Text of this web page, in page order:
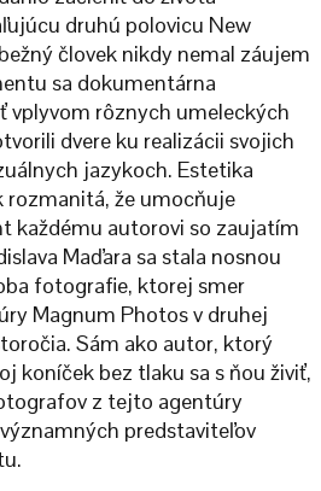
druhú polovicu New
človek nikdy nemal záujem
sa dokumentárna
vplyvom rôznych umeleckých
dvere ku realizácii svojich
jazykoch. Estetika
že umocňuje
každému autorovi so zaujatím
Maďara sa stala nosnou
fotografie, ktorej smer
Magnum Photos v druhej
Sám ako autor, ktorý
koníček bez tlaku sa s ňou živiť,
z tejto agentúry
predstaviteľov